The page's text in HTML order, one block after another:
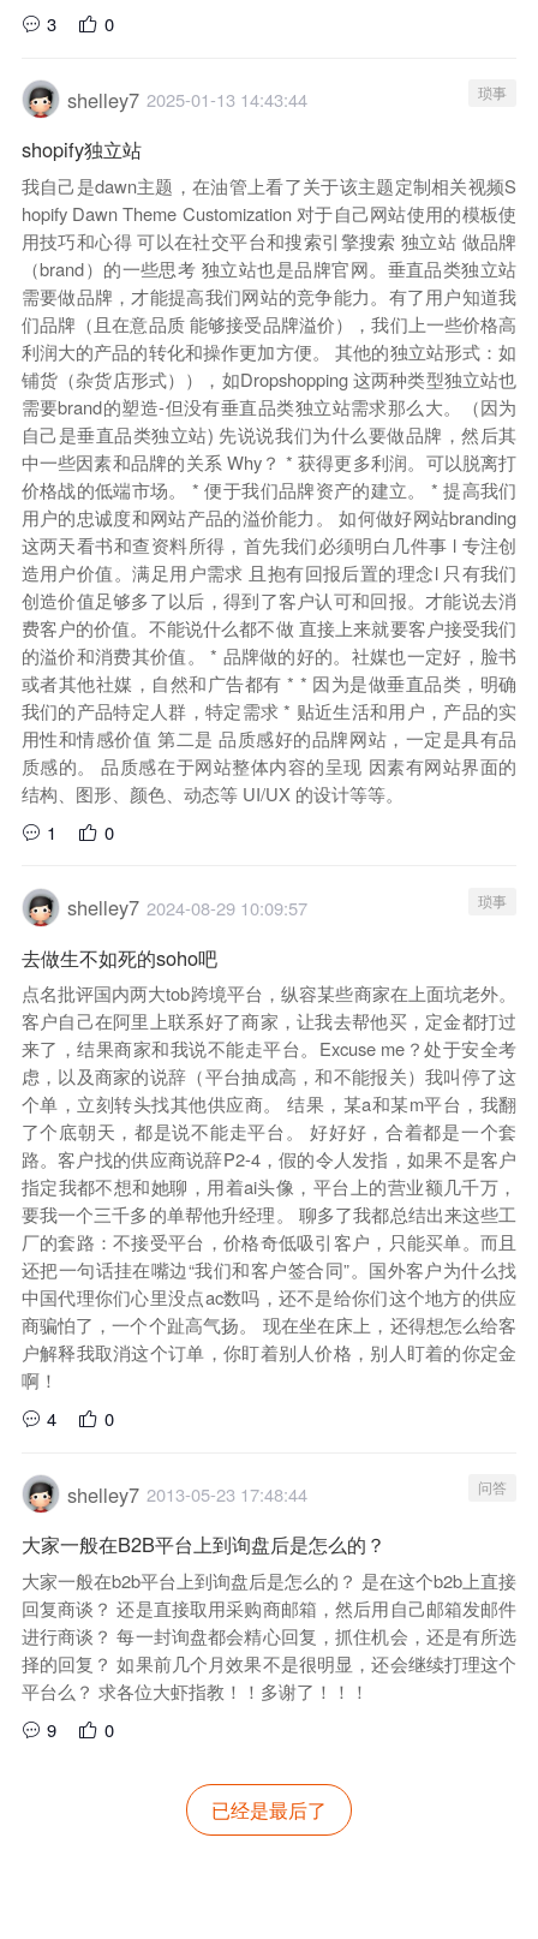
3
0
shelley7 2025-01-13 14:43:44 琐事
shopify独立站
我自己是dawn主题，在油管上看了关于该主题定制相关视频S
hopify Dawn Theme Customization 对于自己网站使用的模板使
用技巧和心得 可以在社交平台和搜索引擎搜索 独立站 做品牌
（brand）的一些思考 独立站也是品牌官网。垂直品类独立站
需要做品牌，才能提高我们网站的竞争能力。有了用户知道我
们品牌（且在意品质 能够接受品牌溢价），我们上一些价格高
利润大的产品的转化和操作更加方便。 其他的独立站形式：如
铺货（杂货店形式）），如Dropshopping 这两种类型独立站也
需要brand的塑造-但没有垂直品类独立站需求那么大。（因为
自己是垂直品类独立站) 先说说我们为什么要做品牌，然后其
中一些因素和品牌的关系 Why？ * 获得更多利润。可以脱离打
价格战的低端市场。 * 便于我们品牌资产的建立。 * 提高我们
用户的忠诚度和网站产品的溢价能力。 如何做好网站branding
这两天看书和查资料所得，首先我们必须明白几件事 l 专注创
造用户价值。满足用户需求 且抱有回报后置的理念l 只有我们
创造价值足够多了以后，得到了客户认可和回报。才能说去消
费客户的价值。不能说什么都不做 直接上来就要客户接受我们
的溢价和消费其价值。 * 品牌做的好的。社媒也一定好，脸书
或者其他社媒，自然和广告都有 * * 因为是做垂直品类，明确
我们的产品特定人群，特定需求 * 贴近生活和用户，产品的实
用性和情感价值 第二是 品质感好的品牌网站，一定是具有品
质感的。 品质感在于网站整体内容的呈现 因素有网站界面的
结构、图形、颜色、动态等 UI/UX 的设计等等。
1
0
shelley7 2024-08-29 10:09:57 琐事
去做生不如死的soho吧
点名批评国内两大tob跨境平台，纵容某些商家在上面坑老外。
客户自己在阿里上联系好了商家，让我去帮他买，定金都打过
来了，结果商家和我说不能走平台。Excuse me？处于安全考
虑，以及商家的说辞（平台抽成高，和不能报关）我叫停了这
个单，立刻转头找其他供应商。 结果，某a和某m平台，我翻
了个底朝天，都是说不能走平台。 好好好，合着都是一个套
路。客户找的供应商说辞P2-4，假的令人发指，如果不是客户
指定我都不想和她聊，用着ai头像，平台上的营业额几千万，
要我一个三千多的单帮他升经理。 聊多了我都总结出来这些工
厂的套路：不接受平台，价格奇低吸引客户，只能买单。而且
还把一句话挂在嘴边“我们和客户签合同”。国外客户为什么找
中国代理你们心里没点ac数吗，还不是给你们这个地方的供应
商骗怕了，一个个趾高气扬。 现在坐在床上，还得想怎么给客
户解释我取消这个订单，你盯着别人价格，别人盯着的你定金
啊！
4
0
shelley7 2013-05-23 17:48:44 问答
大家一般在B2B平台上到询盘后是怎么的？
大家一般在b2b平台上到询盘后是怎么的？ 是在这个b2b上直接
回复商谈？ 还是直接取用采购商邮箱，然后用自己邮箱发邮件
进行商谈？ 每一封询盘都会精心回复，抓住机会，还是有所选
择的回复？ 如果前几个月效果不是很明显，还会继续打理这个
平台么？ 求各位大虾指教！！多谢了！！！
9
0
已经是最后了